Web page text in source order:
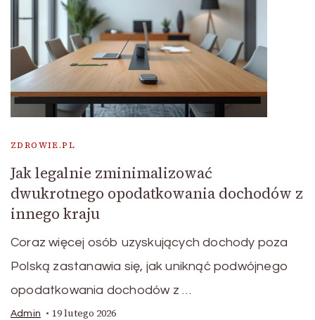
ZDROWIE.PL
Jak legalnie zminimalizować
dwukrotnego opodatkowania dochodów z
innego kraju
Coraz więcej osób uzyskujących dochody poza
Polską zastanawia się, jak uniknąć podwójnego
opodatkowania dochodów z …
Admin 19 lutego 2026